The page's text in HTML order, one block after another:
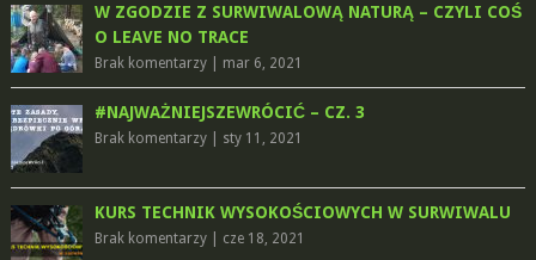
W ZGODZIE Z SURWIWALOWĄ NATURĄ – CZYLI COŚ
O LEAVE NO TRACE
Brak komentarzy| mar 6, 2021
#NAJWAŻNIEJSZEWRÓCIĆ – CZ. 3
Brak komentarzy| sty 11, 2021
KURS TECHNIK WYSOKOŚCIOWYCH W SURWIWALU
Brak komentarzy| cze 18, 2021